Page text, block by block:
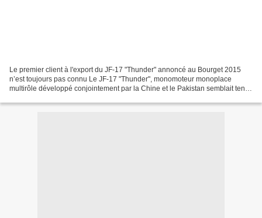
Le premier client à l'export du JF-17 "Thunder" annoncé au Bourget 2015
n’est toujours pas connu Le JF-17 "Thunder", monomoteur monoplace
multirôle développé conjointement par la Chine et le Pakistan semblait tenir